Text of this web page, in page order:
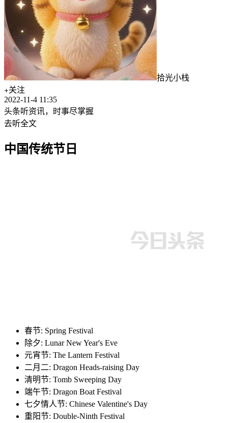
拾光小栈
关注
2022-11-4 11:35
头条听资讯，时事尽掌握
去听全文
中国传统节日
春节: Spring Festival
除夕: Lunar New Year's Eve
元宵节: The Lantern Festival
二月二: Dragon Heads-raising Day
清明节: Tomb Sweeping Day
端午节: Dragon Boat Festival
七夕情人节: Chinese Valentine's Day
重阳节: Double-Ninth Festival